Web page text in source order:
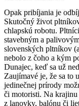
Opak pribíjania je
Skutočný život
chlapskú robotu.
stavebným a
slovenských pltníkov
nebolo z čoho a kým
Dunajec, keď sa už
Zaujímavé je, že sa to
jedinečnej prírody
či motoristi. Na krajinu
z lanovky, balónu či